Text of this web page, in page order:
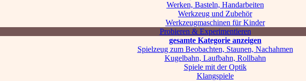
Werken, Basteln, Handarbeiten
Werkzeug und Zubehör
Werkzeugmaschinen für Kinder
Probieren & Experimentieren
gesamte Kategorie anzeigen
Spielzeug zum Beobachten, Staunen, Nachahmen
Kugelbahn, Laufbahn, Rollbahn
Spiele mit der Optik
Klangspiele